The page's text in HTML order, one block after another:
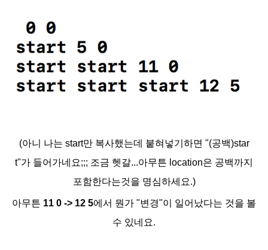
(아니 나는 start만 복사했는데 붙혀넣기하면 "(공백)star
t"가 들어가네요;;; 조금 헷갈...아무튼 location은 공백까지
포함한다는것을 명심하세요.)
아무튼 11 0 -> 12 5에서 뭔가 "변경"이 일어났다는 것을 볼
수 있네요.